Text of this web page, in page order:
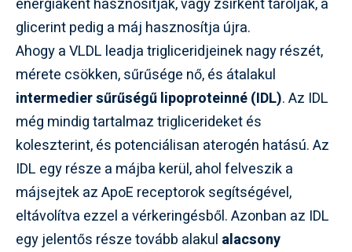
energiaként hasznosítják, vagy zsírként tárolják, a
glicerint pedig a máj hasznosítja újra.
Ahogy a VLDL leadja trigliceridjeinek nagy részét,
mérete csökken, sűrűsége nő, és átalakul
intermedier sűrűségű lipoproteinné (IDL). Az IDL
még mindig tartalmaz triglicerideket és
koleszterint, és potenciálisan aterogén hatású. Az
IDL egy része a májba kerül, ahol felveszik a
májsejtek az ApoE receptorok segítségével,
eltávolítva ezzel a vérkeringésből. Azonban az IDL
egy jelentős része tovább alakul alacsony